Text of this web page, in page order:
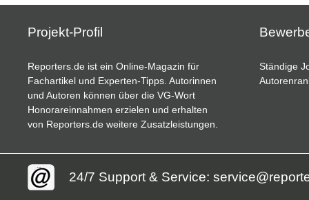
Projekt-Profil
Reporters.de ist ein Online-Magazin für
Fachartikel und Experten-Tipps. Autorinnen
und Autoren können über die VG-Wort
Honorareinnahmen erzielen und erhalten
von Reporters.de weitere Zusatzleistungen.
Ständige
24/7 Support & Service: